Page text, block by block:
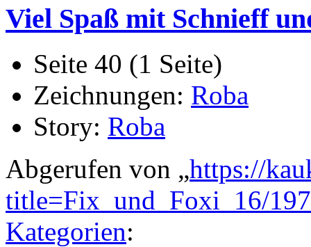
Viel Spaß mit Schnieff
Seite 40 (1 Seite)
Zeichnungen: Roba
Story: Roba
Abgerufen von „https://
title=Fix_und_Foxi_16/
Kategorien: